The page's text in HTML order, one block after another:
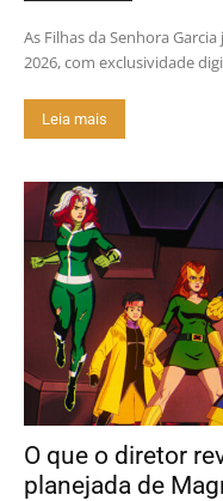
As Filhas da Senhora
2026, com exclusividade
Leia mais
O que o diretor
planejada de